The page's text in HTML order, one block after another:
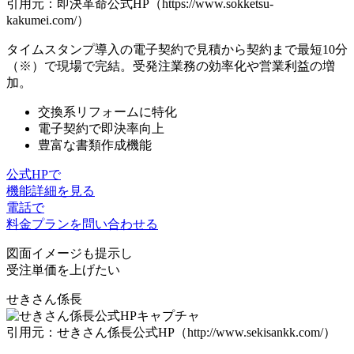
引用元：即決革命公式HP（https://www.sokketsu-
kakumei.com/）
タイムスタンプ導入の電子契約で見積から契約まで最短10分
（※）で現場で完結。受発注業務の効率化や営業利益の増
加。
交換系リフォームに特化
電子契約で即決率向上
豊富な書類作成機能
公式HPで
機能詳細を見る
電話で
料金プランを問い合わせる
図面イメージも提示し
受注単価を上げたい
せきさん係長
引用元：せきさん係長公式HP（http://www.sekisankk.com/）